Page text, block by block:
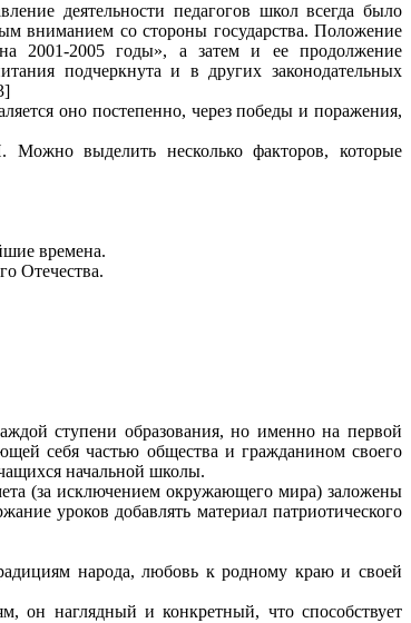
деятельности педагогов школ всегда было
вниманием со стороны государства. Положение
2001-2005 годы», а затем и ее продолжение
подчеркнута и в других законодательных
оно постепенно, через победы и поражения,
Можно выделить несколько факторов, которые
времена.
Отечества.
ступени образования, но именно на первой
себя частью общества и гражданином своего
начальной школы.
(за исключением окружающего мира) заложены
уроков добавлять материал патриотического
народа, любовь к родному краю и своей
он наглядный и конкретный, что способствует